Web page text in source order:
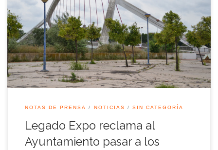
Concluidos los cuatro años de mandato, Legado Expo ha
hecho repaso a la situación de la Cartuja. Desde la asociación
sostienen que ha sido “un mandato sin apenas avances” y
recuerdan que, a excepción de Puerta Triana, el entorno de la
Cartuja sigue deteriorándose.
NOTAS DE PRENSA NOTICIAS SIN CATEGORÍA
Legado Expo reclama al
Ayuntamiento pasar a los